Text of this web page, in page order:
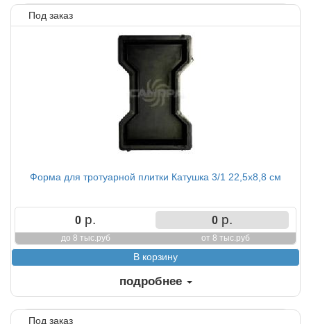
Под заказ
Форма для тротуарной плитки Катушка 3/1 22,5х8,8 см
0 р.
до 8 тыс.руб
0р.
от 8 тыс.руб
подробнее
Под заказ